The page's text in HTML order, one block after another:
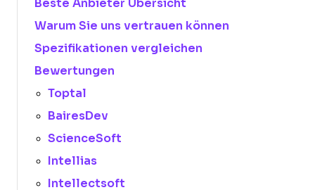
Beste Anbieter Übersicht
Warum Sie uns vertrauen können
Spezifikationen vergleichen
Bewertungen
Toptal
BairesDev
ScienceSoft
Intellias
Intellectsoft